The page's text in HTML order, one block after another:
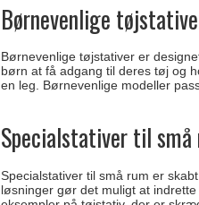
Børnevenlige
Børnevenlige tøjstativer er
børn at få adgang til deres tøj og
en leg. Børnevenlige modeller
Specialstativer til små
Specialstativer til små rum er
løsninger gør det muligt at